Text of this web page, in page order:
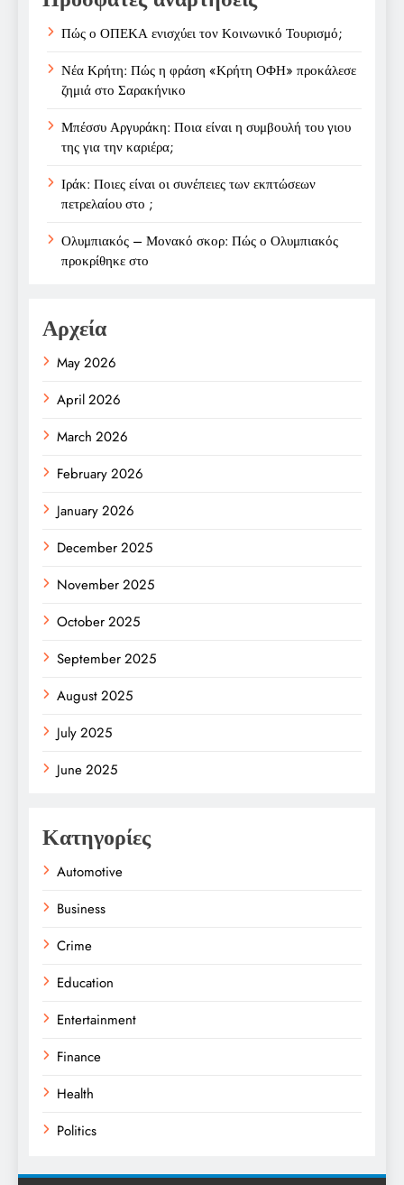
Πώς ο ΟΠΕΚΑ ενισχύει τον Κοινωνικό Τουρισμό;
Νέα Κρήτη: Πώς η φράση «Κρήτη ΟΦΗ» προκάλεσε
ζημιά στο Σαρακήνικο
Μπέσσυ Αργυράκη: Ποια είναι η συμβουλή του γιου
της για την καριέρα;
Ιράκ: Ποιες είναι οι συνέπειες των εκπτώσεων
πετρελαίου στο ;
Ολυμπιακός – Μονακό σκορ: Πώς ο Ολυμπιακός
προκρίθηκε στο
Αρχεία
May 2026
April 2026
March 2026
February 2026
January 2026
December 2025
November 2025
October 2025
September 2025
August 2025
July 2025
June 2025
Κατηγορίες
Automotive
Business
Crime
Education
Entertainment
Finance
Health
Politics